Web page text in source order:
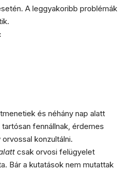
A leggyakoribb problémák
és néhány nap alatt
fennállnak, érdemes
konzultálni.
csak orvosi felügyelet
Bár a kutatások nem mutattak